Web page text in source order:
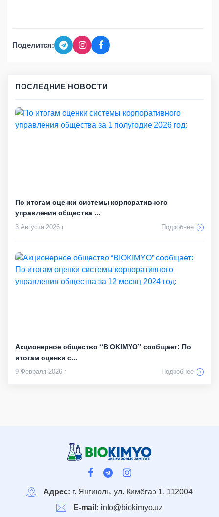
Поделится:
ПОСЛЕДНИЕ НОВОСТИ
По итогам оценки системы корпоративного
управления общества ...
3 Августа 2026 г Подробнее
Акционерное общество “BIOKIMYO” сообщает: По
итогам оценки с...
9 Февраля 2026 г Подробнее
Адрес: г. Янгиюль, ул. Кимёгар 1, 112004
E-mail: info@biokimyo.uz